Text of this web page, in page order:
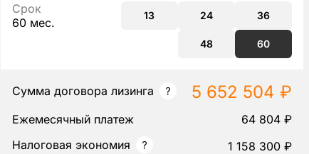
Срок
60 мес.
13 24 36
48 60
Сумма договора лизинга 5 652 504 ₽
Ежемесячный платеж
64 804 ₽
Налоговая экономия
1 158 300 ₽